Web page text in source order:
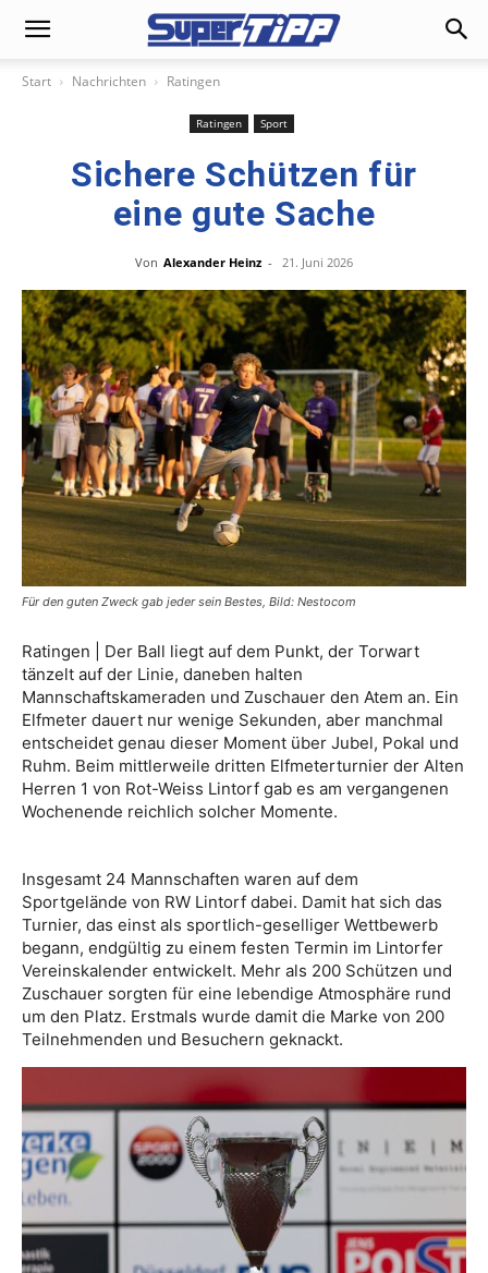
Start Nachrichten Ratingen
Ratingen Sport
Sichere Schützen für
eine gute Sache
Von Alexander Heinz - 21. Juni 2026
Für den guten Zweck gab jeder sein Bestes, Bild: Nestocom
Ratingen | Der Ball liegt auf dem Punkt, der Torwart
tänzelt auf der Linie, daneben halten
Mannschaftskameraden und Zuschauer den Atem an. Ein
Elfmeter dauert nur wenige Sekunden, aber manchmal
entscheidet genau dieser Moment über Jubel, Pokal und
Ruhm. Beim mittlerweile dritten Elfmeterturnier der Alten
Herren 1 von Rot-Weiss Lintorf gab es am vergangenen
Wochenende reichlich solcher Momente.
Insgesamt 24 Mannschaften waren auf dem
Sportgelände von RW Lintorf dabei. Damit hat sich das
Turnier, das einst als sportlich-geselliger Wettbewerb
begann, endgültig zu einem festen Termin im Lintorfer
Vereinskalender entwickelt. Mehr als 200 Schützen und
Zuschauer sorgten für eine lebendige Atmosphäre rund
um den Platz. Erstmals wurde damit die Marke von 200
Teilnehmenden und Besuchern geknackt.